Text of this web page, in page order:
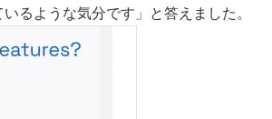
るような気分です」と答えました。